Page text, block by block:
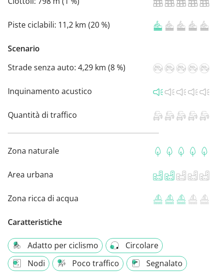
Piste ciclabili: 11,2 km (20 %)
Scenario
Strade senza auto: 4,29 km (8 %)
Inquinamento acustico
Quantità di traffico
Zona naturale
Area urbana
Zona ricca di acqua
Caratteristiche
Adatto per ciclismo
Circolare
Nodi
Poco traffico
Segnalato